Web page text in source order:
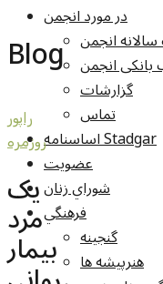
در مورد انجمن
انجمن
گزارشات
تماس
اساسنامه Stadgar
عضویت
شوراي زنان
فرهنگي
گنجينه
هنرپيشه ها
Blog
راپور
روزمره
يک
مرد
بيمار